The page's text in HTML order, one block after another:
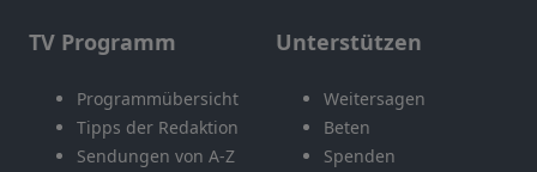
TV Programm
Programmübersicht
Tipps der Redaktion
Sendungen von A-Z
Unterstützen
Weitersagen
Beten
Spenden